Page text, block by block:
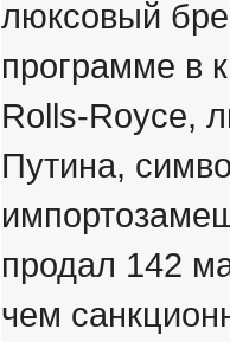
люксовый
программе в
Rolls-Royce,
Путина,
продал 142
чем